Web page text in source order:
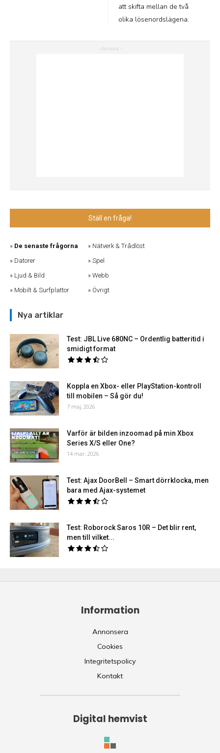
att skifta mellan de två
olika lösenordslägena.
Ställ en fråga!
De senaste frågorna
Datorer
Ljud & Bild
Mobilt & Surfplattor
Nätverk & Trådlöst
Spel
Webb
Övrigt
Nya artiklar
Test: JBL Live 680NC – Ordentlig batteritid i
smidigt format
Koppla en Xbox- eller PlayStation-kontroll
till mobilen – Så gör du!
7 maj, 2026
Varför är bilden inzoomad på min Xbox
Series X/S eller One?
14 mar, 2026
Test: Ajax DoorBell – Smart dörrklocka, men
bara med Ajax-systemet
Test: Roborock Saros 10R – Det blir rent,
men till vilket...
Information
Annonsera
Cookies
Integritetspolicy
Kontakt
Digital hemvist